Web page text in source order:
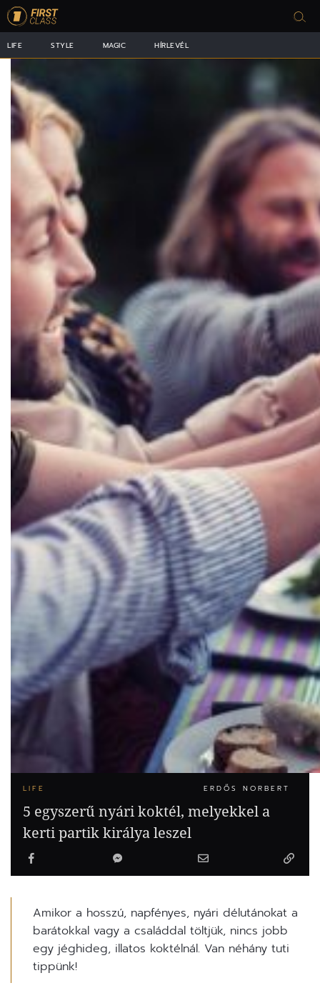
LIFE STYLE MAGIC HÍRLEVÉL
LIFE ERDŐS NORBERT
5 egyszerű nyári koktél, melyekkel a
kerti partik királya leszel
Amikor a hosszú, napfényes, nyári délutánokat a
barátokkal vagy a családdal töltjük, nincs jobb
egy jéghideg, illatos koktélnál. Van néhány tuti
tippünk!